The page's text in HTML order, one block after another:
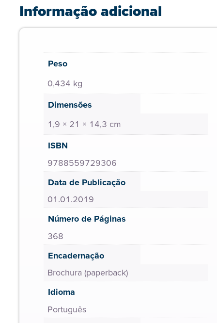
Informação adicional
Peso
0,434 kg
Dimensões
1,9 × 21 × 14,3 cm
ISBN
9788559729306
Data de Publicação
01.01.2019
Número de Páginas
368
Encadernação
Brochura (paperback)
Idioma
Português